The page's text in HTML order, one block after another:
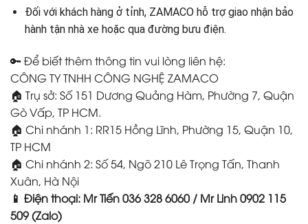
Đối với khách hàng ở tỉnh, ZAMACO hỗ trợ giao nhận bảo
hành tận nhà xe hoặc qua đường bưu điện.
🔑 Để biết thêm thông tin vui lòng liên hệ:
CÔNG TY TNHH CÔNG NGHỆ ZAMACO
🏠 Trụ sở: Số 151 Dương Quảng Hàm, Phường 7, Quận
Gò Vấp, TP HCM.
🏠 Chi nhánh 1: RR15 Hồng Lĩnh, Phường 15, Quận 10,
TP HCM
🏠 Chi nhánh 2: Số 54, Ngõ 210 Lê Trọng Tấn, Thanh
Xuân, Hà Nội
📱 Điện thoại: Mr Tiến 036 328 6060 / Mr Linh 0902 115
509 (Zalo)